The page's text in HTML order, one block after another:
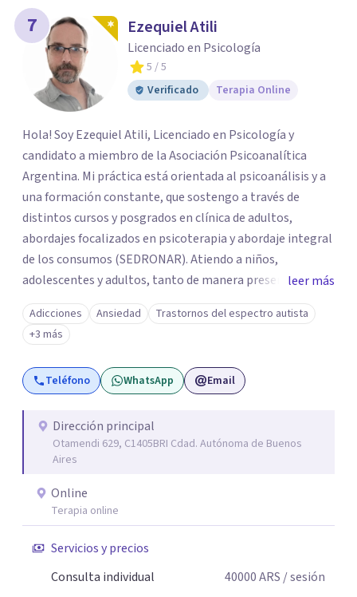
7 Ezequiel Atili
Licenciado en Psicología
5 / 5
Verificado
Terapia Online
Hola! Soy Ezequiel Atili, Licenciado en Psicología y
candidato a miembro de la Asociación Psicoanalítica
Argentina. Mi práctica está orientada al psicoanálisis y a
una formación constante, que sostengo a través de
distintos cursos y posgrados en clínica de adultos,
abordajes focalizados en psicoterapia y abordaje integral
de los consumos (SEDRONAR). Atiendo a niños,
adolescentes y adultos, tanto de manera presencial
como online. Trabajo con distintas problemáticas como
depresión, ataques de pánico, adicciones, trastornos
alimentarios, trastornos del espectro autista (TEA) y
otras situaciones que generan malestar. Entiendo que
cada persona llega con una historia única, por eso el
quien consulta.
leer más
Adicciones Ansiedad
Trastornos del espectro autista
+3 más
Teléfono WhatsApp Email
Dirección principal
Otamendi 629, C1405BRI Cdad. Autónoma de Buenos
Aires
Online
Terapia online
Servicios y precios
Consulta individual
40000ARS / sesión